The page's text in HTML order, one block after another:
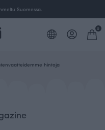
Suomessa.
0
hintoja